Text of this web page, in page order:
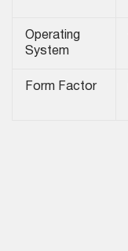
Operating
System
Form Factor